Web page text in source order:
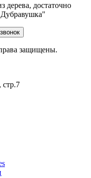
дерева, достаточно
защищены.